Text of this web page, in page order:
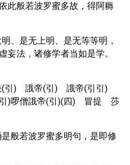
此般若波罗蜜多故，得阿耨
、是无上明、是无等等明，
妄法，诸修学者当如是学。
(引) 誐帝(引) 誐帝(引引)
)啰僧誐帝(引)(四) 冒提 莎
般若波罗蜜多明句，是即修